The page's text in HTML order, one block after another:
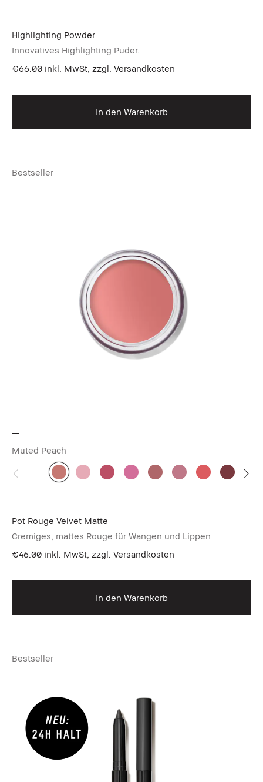
Highlighting Powder
Innovatives Highlighting Puder.
€66.00 inkl. MwSt, zzgl. Versandkosten
In den Warenkorb
Bestseller
Muted Peach
Pot Rouge Velvet Matte
Cremiges, mattes Rouge für Wangen und Lippen
€46.00 inkl. MwSt, zzgl. Versandkosten
In den Warenkorb
Bestseller